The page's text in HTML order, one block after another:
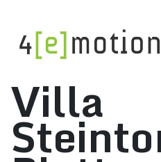
Skip
content
Villa